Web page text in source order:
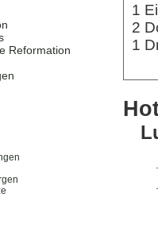
Reformation
1
2
1